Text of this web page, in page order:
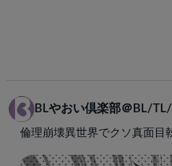
BLやおい倶楽部＠BL/
倫理崩壊異世界でクソ真面目